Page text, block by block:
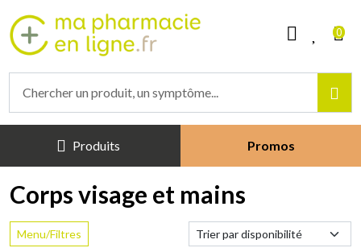
0
Produits Promos
Corps visage et mains
Menu/Filtres